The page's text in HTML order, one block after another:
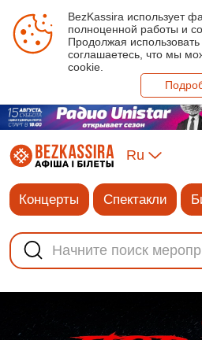
BezKassira использует
полноценной работы и
Продолжая
соглашаетесь, что мы
cookie.
Ru
Концерты Спектакли